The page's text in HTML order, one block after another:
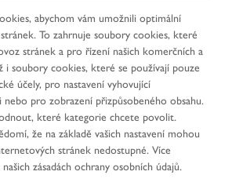
ZMĚNIT JAZYK
abychom vám umožnili optimální
To zahrnuje soubory cookies, které
stránek a pro řízení našich komerčních a
i soubory cookies, které se používají pouze
účely, pro nastavení vyhovující
pro zobrazení přizpůsobeného obsahu.
které kategorie chcete povolit.
že na základě vašich nastavení mohou
stránek nedostupné. Více
zásadách ochrany osobních údajů.